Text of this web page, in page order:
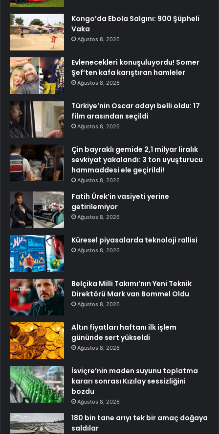
Kongo’da Ebola Salgını: 900 Şüpheli
Vaka
Ağustos 8, 2026
Evlenecekleri konuşuluyordu! Somer
Şef’ten kafa karıştıran hamleler
Ağustos 8, 2026
Türkiye’nin Oscar adayı belli oldu: 17
film arasından seçildi
Ağustos 8, 2026
Çin bayraklı gemide 2,1 milyar liralık
sevkiyat yakalandı: 3 ton uyuşturucu
hammaddesi ele geçirildi!
Ağustos 8, 2026
Fatih Ürek’in vasiyeti yerine
getirilemiyor
Ağustos 8, 2026
Küresel piyasalarda teknoloji rallisi
Ağustos 8, 2026
Belçika Milli Takımı’nın Yeni Teknik
Direktörü Mark van Bommel Oldu
Ağustos 8, 2026
Altın fiyatları haftanı ilk işlem
gününde sert yükseldi
Ağustos 8, 2026
İsviçre’nin maden suyunu toplatma
kararı sonrası Kızılay sessizliğini
bozdu
Ağustos 8, 2026
180 bin tane arıyı tek bir amaç doğaya
saldılar